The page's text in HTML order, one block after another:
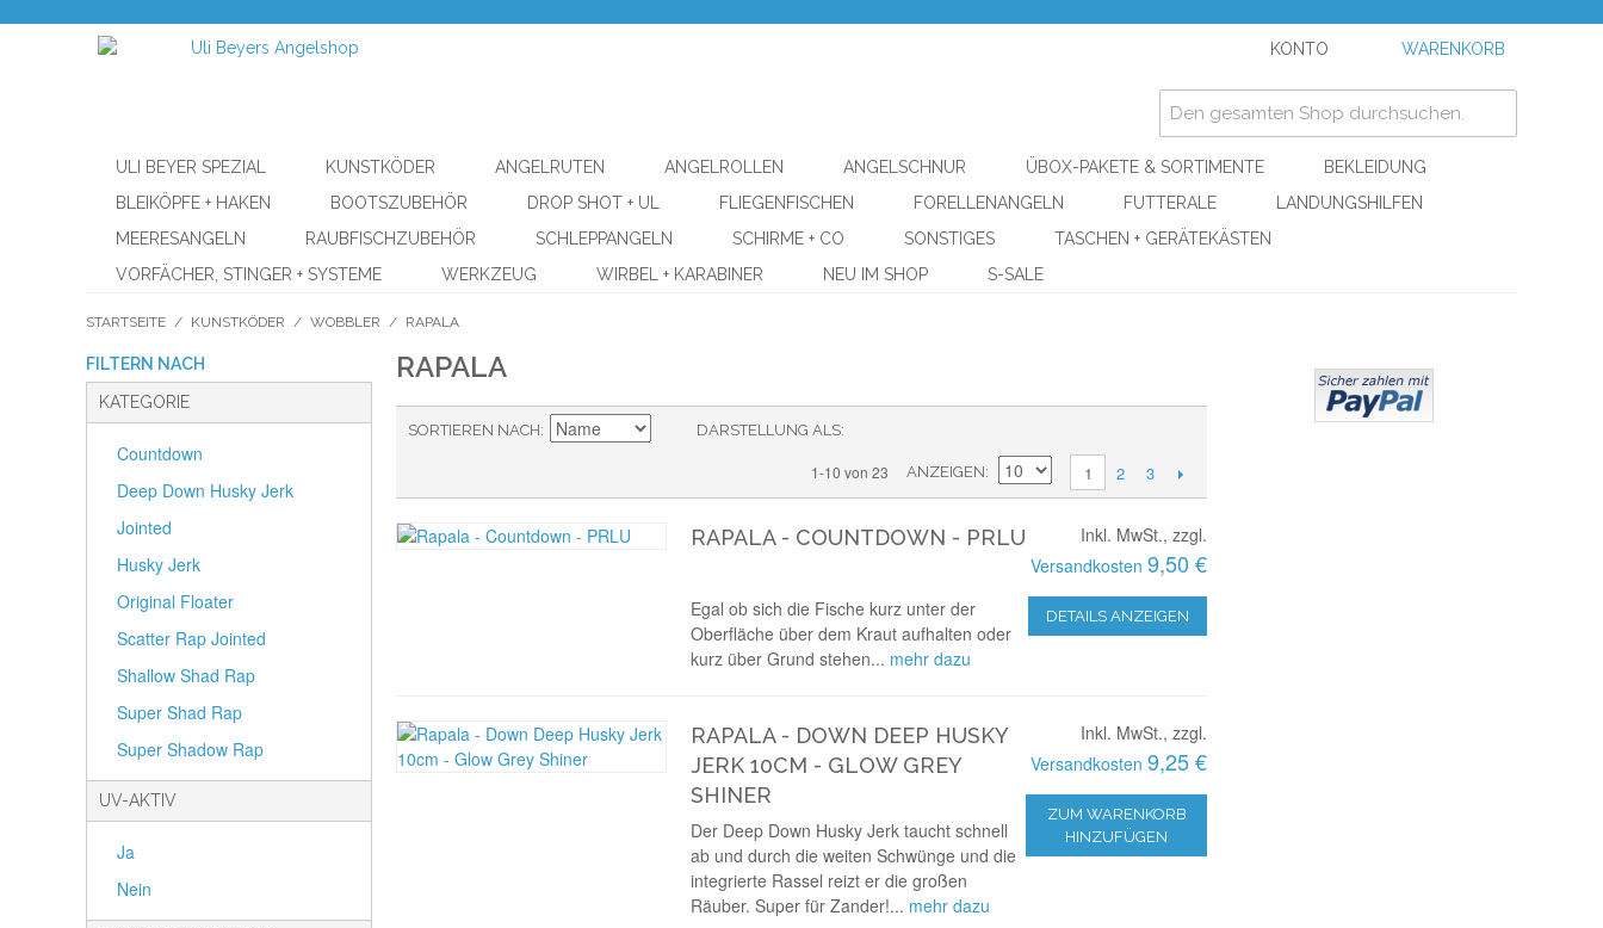
KONTO WARENKORB
ULI BEYER SPEZIAL KUNSTKÖDER ANGELRUTEN ANGELROLLEN ANGELSCHNUR ÜBOX-PAKETE & SORTIMENTE
BEKLEIDUNG
BLEIKÖPFE + HAKEN
BOOTSZUBEHÖR DROP SHOT + UL FLIEGENFISCHEN FORELLENANGELN FUTTERALE
LANDUNGSHILFEN
MEERESANGELN
RAUBFISCHZUBEHÖR SCHLEPPANGELN SCHIRME + CO SONSTIGES
TASCHEN + GERÄTEKÄSTEN
VORFÄCHER, STINGER + SYSTEME
WERKZEUG WIRBEL + KARABINER NEU IM SHOP S-SALE
STARTSEITE / KUNSTKÖDER / WOBBLER / RAPALA
FILTERN NACH
KATEGORIE
Countdown
Deep Down Husky Jerk
Jointed
Husky Jerk
Original Floater
Scatter Rap Jointed
Shallow Shad Rap
Super Shad Rap
Super Shadow Rap
UV-AKTIV
Ja
Nein
RAPALA
DARSTELLUNG ALS
SORTIEREN NACH
1-10 von 23 ANZEIGEN 1 2 3
RAPALA - COUNTDOWN - PRLU
Inkl. MwSt., zzgl.
Versandkosten 9,50 €
DETAILS ANZEIGEN
Egal ob sich die Fische kurz unter der
Oberfläche über dem Kraut aufhalten oder
kurz über Grund stehen... mehr dazu
RAPALA - DOWN DEEP HUSKY
JERK 10CM - GLOW GREY
SHINER
Inkl. MwSt., zzgl.
Versandkosten 9,25 €
ZUM WARENKORB
HINZUFÜGEN
Der Deep Down Husky Jerk taucht schnell
ab und durch die weiten Schwünge und die
integrierte Rassel reizt er die großen
Räuber. Super für Zander!... mehr dazu